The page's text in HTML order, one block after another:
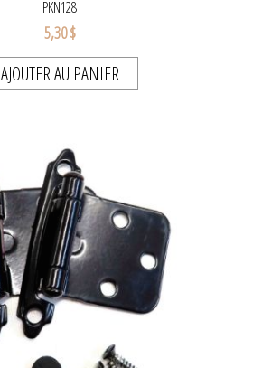
PKN128
5,30 $
AJOUTER AU PANIER